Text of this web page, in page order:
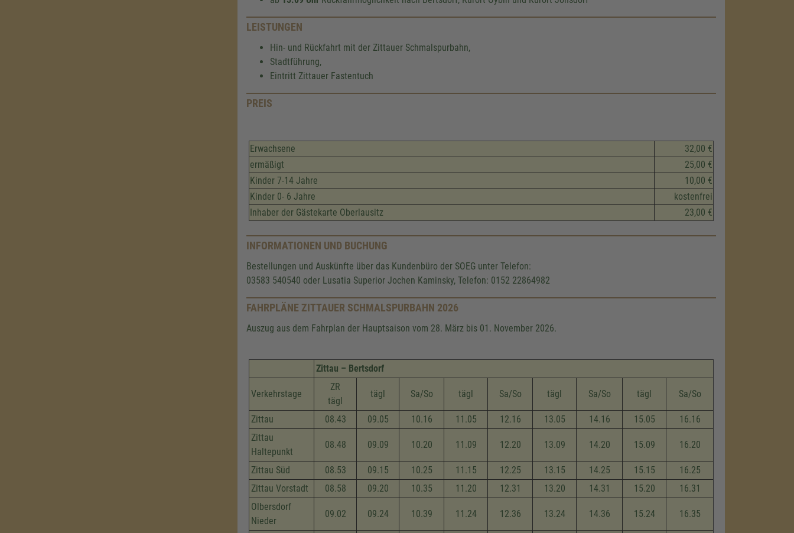
LEISTUNGEN
Hin- und Rückfahrt mit der Zittauer Schmalspurbahn,
Stadtführung,
Eintritt Zittauer Fastentuch
PREIS
Erwachsene
32,00 €
ermäßigt
25,00 €
Kinder 7-14 Jahre
10,00 €
Kinder 0- 6 Jahre
kostenfrei
Inhaber der Gästekarte Oberlausitz
23,00 €
INFORMATIONEN UND BUCHUNG
Bestellungen und Auskünfte über das Kundenbüro der SOEG unter Telefon:
03583 540540 oder Lusatia Superior Jochen Kaminsky, Telefon: 0152 22864982
FAHRPLÄNE ZITTAUER SCHMALSPURBAHN 2026
Auszug aus dem Fahrplan der Hauptsaison vom 28. März bis 01. November 2026.
Zittau – Bertsdorf
Verkehrstage
ZR
tägl
tägl Sa/So tägl Sa/So tägl Sa/So tägl Sa/So
Zittau 08.43 09.05 10.16 11.05 12.16 13.05 14.16 15.05
16.16
Zittau
Haltepunkt
08.48 09.09 10.20 11.09 12.20 13.09 14.20 15.09 16.20
Zittau Süd 08.53 09.15 10.25 11.15 12.25 13.15 14.25 15.15
16.25
Zittau Vorstadt
08.58 09.20 10.35 11.20 12.31 13.20 14.31 15.20
16.31
Olbersdorf
Nieder
09.02 09.24 10.39 11.24 12.36 13.24 14.36 15.24 16.35